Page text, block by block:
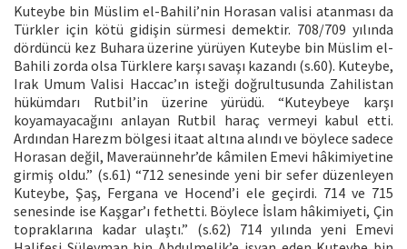
Kuteybe bin Müslim el-Bahili’nin Horasan valisi atanması da
Türkler için kötü gidişin sürmesi demektir. 708/709 yılında
dördüncü kez Buhara üzerine yürüyen Kuteybe bin Müslim el-
Bahili zorda olsa Türklere karşı savaşı kazandı (s.60). Kuteybe,
Irak Umum Valisi Haccac’ın isteği doğrultusunda Zahilistan
hükümdarı Rutbil’in üzerine yürüdü. “Kuteybeye karşı
koyamayacağını anlayan Rutbil haraç vermeyi kabul etti.
Ardından Harezm bölgesi itaat altına alındı ve böylece sadece
Horasan değil, Maveraünnehr’de kâmilen Emevi hâkimiyetine
girmiş oldu.” (s.61) “712 senesinde yeni bir sefer düzenleyen
Kuteybe, Şaş, Fergana ve Hocend’i ele geçirdi. 714 ve 715
senesinde ise Kaşgar’ı fethetti. Böylece İslam hâkimiyeti, Çin
topraklarına kadar ulaştı.” (s.62) 714 yılında yeni Emevi